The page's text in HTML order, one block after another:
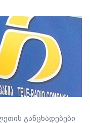
განცხადებები